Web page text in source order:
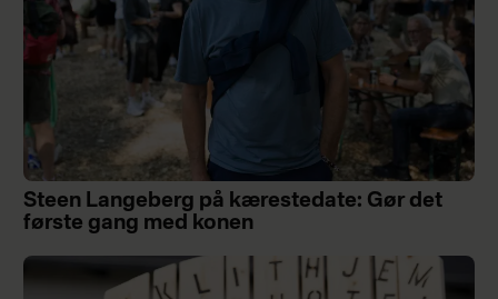
Steen Langeberg på kærestedate: Gør det
første gang med konen